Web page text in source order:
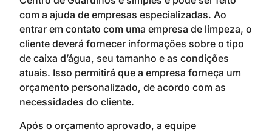
com a ajuda de empresas especializadas. Ao
entrar em contato com uma empresa de limpeza, o
cliente deverá fornecer informações sobre o tipo
de caixa d’água, seu tamanho e as condições
atuais. Isso permitirá que a empresa forneça um
orçamento personalizado, de acordo com as
necessidades do cliente.
Após o orçamento aprovado, a equipe